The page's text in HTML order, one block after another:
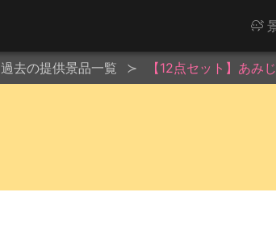
過去の提供景品一覧 【12点セット】あ